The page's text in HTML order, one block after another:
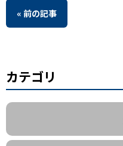
« 前の記事
カテゴリ